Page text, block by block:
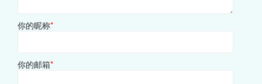
你的昵称*
你的邮箱*